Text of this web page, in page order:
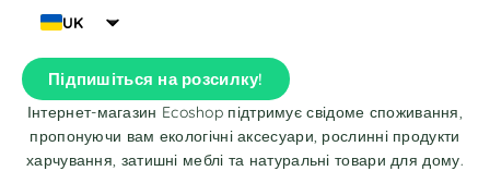
UK
Підпишіться на розсилку!
Інтернет-магазин Ecoshop підтримує свідоме споживання,
пропонуючи вам екологічні аксесуари, рослинні продукти
харчування, затишні меблі та натуральні товари для дому.